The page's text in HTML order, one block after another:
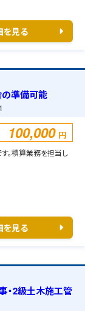
を見る
の準備可能
100,000 円
。積算業務を担当し
を見る
・2級土木施工管